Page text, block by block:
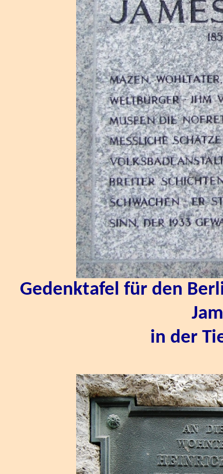
Gedenktafel für den
in der